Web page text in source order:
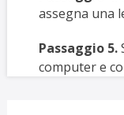
assegna una
Passaggio 5.
computer e